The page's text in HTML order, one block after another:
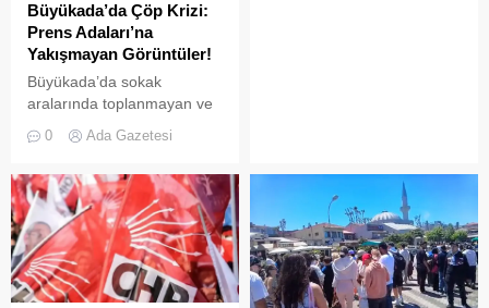
Büyükada’da Çöp Krizi:
Prens Adaları’na
Yakışmayan Görüntüler!
Büyükada’da sokak
aralarında toplanmayan ve
biriken çöpler vatandaşların
tepkisine neden
aylarında hem yerli hem de
yabancı turistlerin akınına
uğrayan Büyükada’da,
çevre temizliği konusunda
yaşanan aksaklıklar adeta
pes dedirtti. Adanın tarihi ve
0 Ada Gazetesi